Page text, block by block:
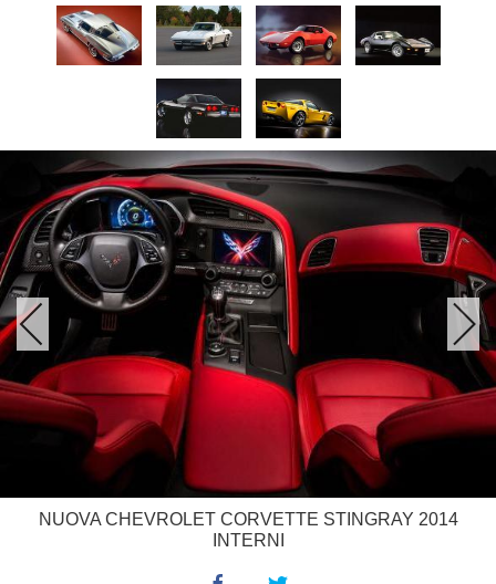
NUOVA CHEVROLET CORVETTE STINGRAY 2014
INTERNI